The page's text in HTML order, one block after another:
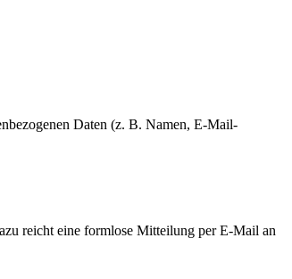
Daten (z. B. Namen, E-Mail-
reicht eine formlose Mitteilung per E-Mail an